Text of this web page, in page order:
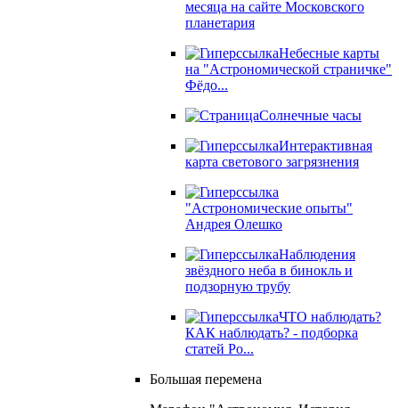
месяца на сайте Московского
планетария
Небесные карты
на "Астрономической страничке"
Фёдо...
Солнечные часы
Интерактивная
карта светового загрязнения
"Астрономические опыты"
Андрея Олешко
Наблюдения
звёздного неба в бинокль и
подзорную трубу
ЧТО наблюдать?
КАК наблюдать? - подборка
статей Ро...
Большая перемена